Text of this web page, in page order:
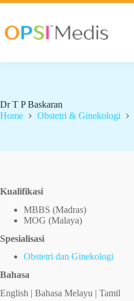
Dr T P Baskaran
Home
Obstetri & Ginekologi
Kualifikasi
MBBS (Madras)
MOG (Malaya)
Spesialisasi
Obstetri dan Ginekologi
Bahasa
English | Bahasa Melayu | Tamil